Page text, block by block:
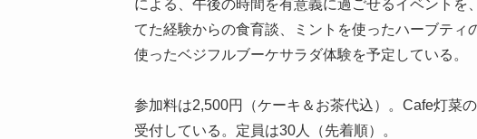
による、午後の時間を有意義に過ごせるイベント
てた経験からの食育談、ミントを使ったハーブテ
使ったベジフルブーケサラダ体験を予定している。
参加料は2,500円（ケーキ＆お茶代込）。Cafe灯菜
受付している。定員は30人（先着順）。